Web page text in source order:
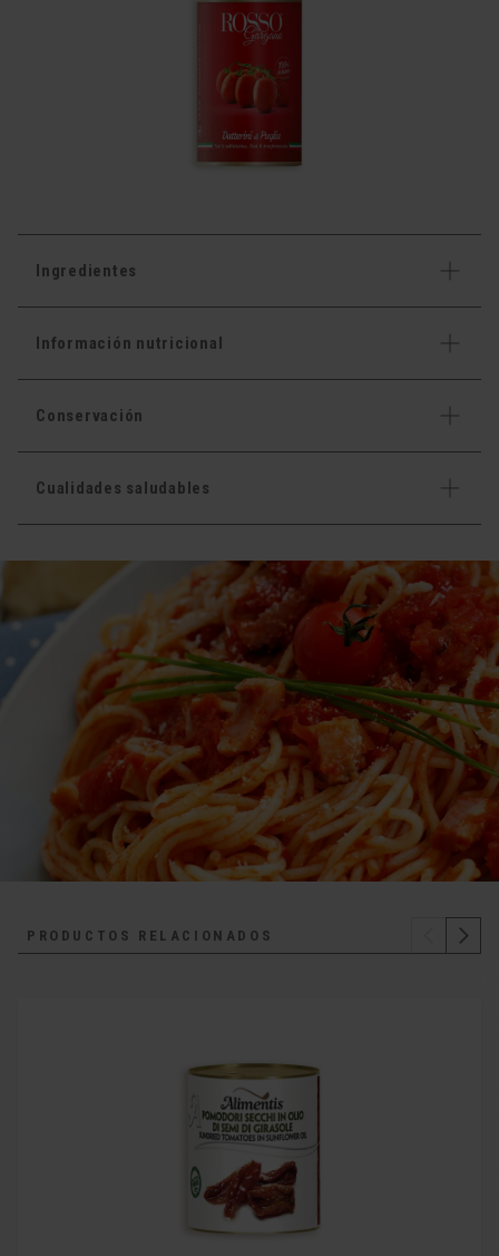
Ingredientes
Información nutricional
Conservación
Cualidades saludables
PRODUCTOS RELACIONADOS